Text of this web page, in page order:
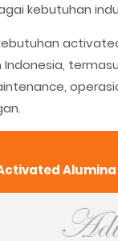
kebutuhan
Alumina